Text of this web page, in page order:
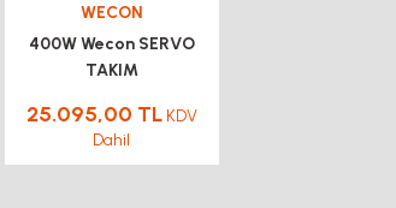
WECON
400W Wecon SERVO
TAKIM
25.095,00 TL KDV
Dahil